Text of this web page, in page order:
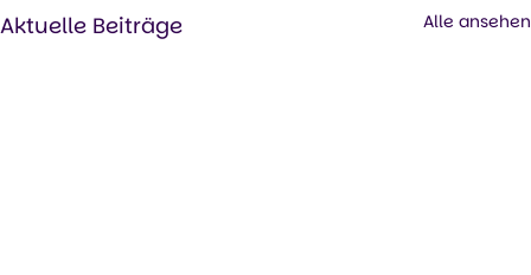
Aktuelle Beiträge Alle ansehen